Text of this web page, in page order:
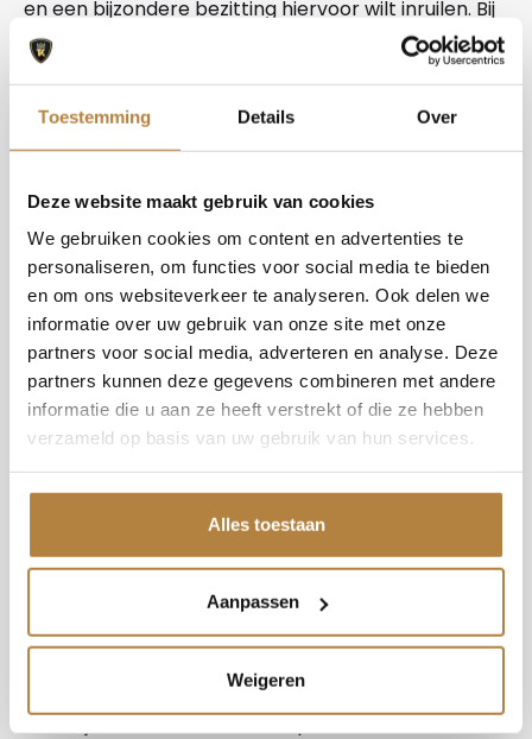
Toestemming Details Over
Deze website maakt gebruik van cookies
We gebruiken cookies om content en advertenties te
personaliseren, om functies voor social media te bieden
en om ons websiteverkeer te analyseren. Ook delen we
informatie over uw gebruik van onze site met onze
partners voor social media, adverteren en analyse. Deze
partners kunnen deze gegevens combineren met andere
informatie die u aan ze heeft verstrekt of die ze hebben
verzameld op basis van uw gebruik van hun services.
Alles toestaan
Aanpassen
Weigeren
en een bijzondere bezitting hiervoor wilt inruilen. Bij
Auto Keijzers Exclusives hebben we zelfs al eens
een trein aangenomen. Het is bij ons dus niet snel te
gek! Wij gaan tot het uiterste om de dromen van
onze klanten waar te maken.
Exclusieve auto Nederland
Bent u op zoek naar een exclusieve auto, kom dan
eens een kijkje nemen in de showroom van Auto
Keijzers Exclusives. Wij zijn een toonaangevend
autobedrijf met de meest bijzondere occasions.
Mensen komen vanuit heel het land naar ons toe,
vanwege onze uitgebreide collectie exclusieve
auto’s. Of u nu op zoek bent naar een bijzondere
Audi of een Bentley, wij hebben van allerlei
topmerken occasions staan. In onze showroom in
Apeldoorn staan altijd honderd auto’s van
verschillende merken. Ons deskundige personeel
staat voor u klaar om met u te kijken wat uw
wensen zijn om zo uw droomauto te vinden.
Dankzij de vakkennis van ons personeel en ons